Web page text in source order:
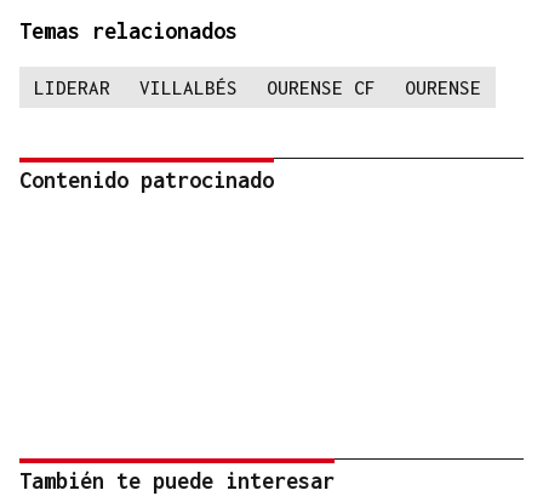
Temas relacionados
LIDERAR VILLALBÉS OURENSE CF OURENSE
Contenido patrocinado
También te puede interesar